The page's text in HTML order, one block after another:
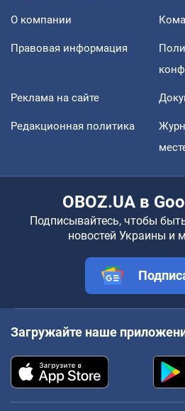
О компании
Правовая информация
Реклама на сайте
Редакционная политика
OBOZ.UA в
Подписывайтесь, чтобы
новостей Украины и
Загружайте наше